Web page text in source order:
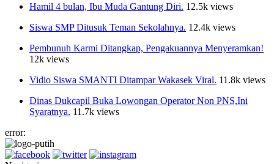
Hamil 4 bulan, Ibu Muda Gantung Diri. 12.5k views
Siswa SMP Ditusuk Teman Sekolahnya. 12.4k views
Pembunuh Karmi Ditangkap, Pengakuannya Menyeramkan!
12k views
Vidio Siswa SMANTI Ditampar Wakasek Viral. 11.8k views
Dinas Dukcapil Buka Lowongan Operator Non PNS,Ini
Syaratnya. 11.7k views
error: